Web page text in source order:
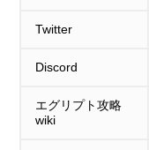
Twitter
Discord
エグリプト攻略
wiki